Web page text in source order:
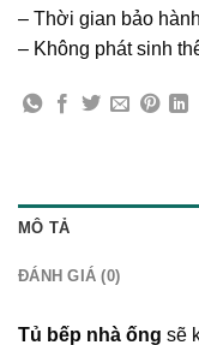
– Thời gian bảo
– Không phát sinh
MÔ TẢ
ĐÁNH GIÁ (0)
Tủ bếp nhà ống sẽ